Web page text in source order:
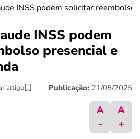
INSS podem solicitar reembolso
INSS podem
presencial e
artigo Publicação: 21/05/2025
A
-
A
+